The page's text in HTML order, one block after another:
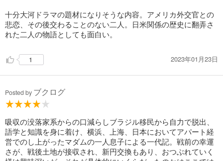
十分大河ドラマの題材になりそうな内容。アメリカ外交官との
悲恋、その後交わることのない二人。日米関係の歴史に翻弄さ
れた二人の物語としても面白い。
1 2023年01月23日
Posted by ブクログ
吸収の没落家系からの口減らしブラジル移民から自力で脱出、
語学と知識を身に着け、横浜、上海、日本においてアパート経
営でのし上がったマダムの一人息子による一代記。戦前の幸運
さが、戦後土地が接収され、新円交換もあり、おつぶれていく